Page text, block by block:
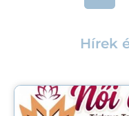
Hírek